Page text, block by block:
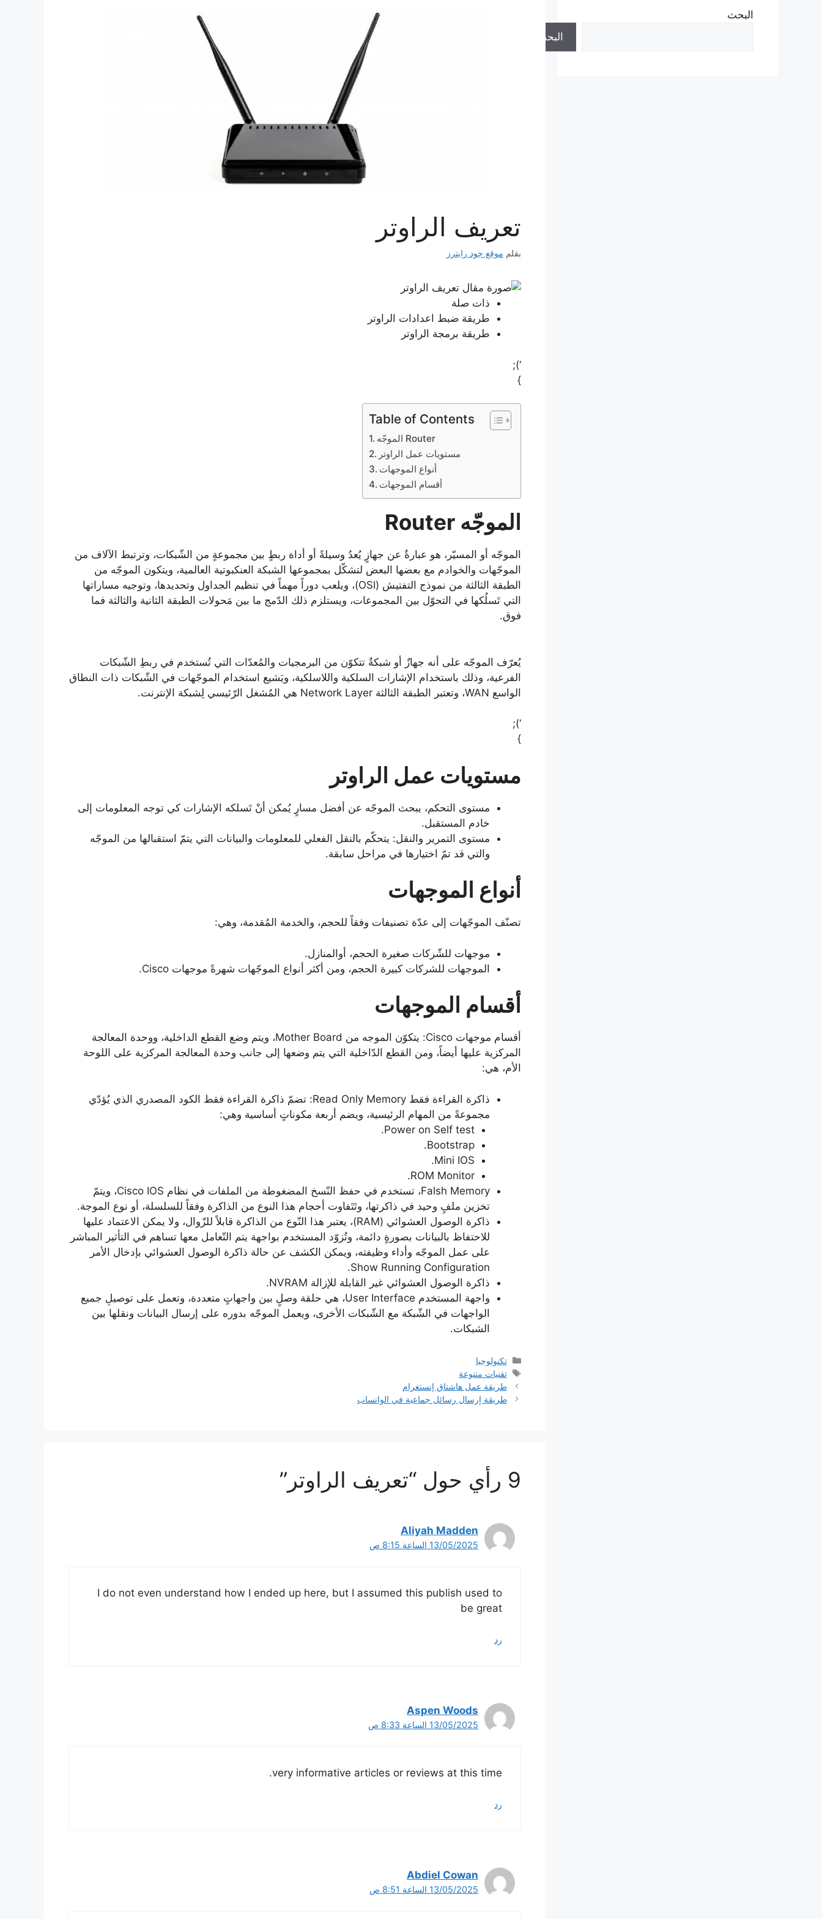
تعريف الراوتر
بقلم موقع جود رايترز
ذات صلة
طريقة ضبط اعدادات الراوتر
طريقة برمجة الراوتر
‘);
}
Table of Contents
الموجّه Router
مستويات عمل الراوتر
أنواع الموجهات
أقسام الموجهات
الموجّه Router
الموجّه أو المسيّر، هو عبارةٌ عن جهازٍ يُعدُ وسيلةً أو أداة ربطٍ بين مجموعةٍ من الشّبكات، وترتبط الآلاف من
الموجّهات والخوادم مع بعضها البعض لتشكّل بمجموعها الشبكة العنكبوتية العالمية، ويتكون الموجّه من
الطبقة الثالثة من نموذج التفتيش (OSI)، ويلعب دوراً مهماً في تنظيم الجداول وتحديدها، وتوجيه مساراتها
التي تَسلُكها في التحوّل بين المجموعات، ويستلزم ذلك الدّمج ما بين مَحولات الطبقة الثانية والثالثة فما
فوق.
يُعرّف الموجّه على أنه جهازٌ أو شبكةٌ تتكوّن من البرمجيات والمُعدّات التي تُستخدم في ربطِ الشّبكات
الفرعية، وذلك باستخدام الإشارات السلكية واللاسلكية، ويَشيع استخدام الموجّهات في الشّبكات ذات النطاق
الواسع WAN، وتعتبر الطبقة الثالثة Network Layer هي المُشغل الرّئيسي لِشبكة الإنترنت.
‘);
}
مستويات عمل الراوتر
مستوى التحكم، يبحث الموجّه عن أفضل مسارٍ يُمكن أنْ تَسلكه الإشارات كي توجه المعلومات إلى
خادم المستقبل.
مستوى التمرير والنقل: يتحكّم بالنقل الفعلي للمعلومات والبيانات التي يتمّ استقبالها من الموجّه
والتي قد تمّ اختيارها في مراحل سابقة.
أنواع الموجهات
تصنّف الموجّهات إلى عدّة تصنيفات وفقاً للحجم، والخدمة المُقدمة، وهي:
موجهات للشّركات صغيرة الحجم، أوالمنازل.
الموجهات للشركات كبيرة الحجم، ومن أكثر أنواع الموجّهات شهرةً موجهات Cisco.
أقسام الموجهات
أقسام موجهات Cisco: يتكوّن الموجه من Mother Board، ويتم وضع القطع الداخلية، ووحدة المعالجة
المركزية عليها أيضاً، ومن القطع الدّاخلية التي يتم وضعها إلى جانب وحدة المعالجة المركزية على اللوحة
الأم، هي:
ذاكرة القراءة فقط Read Only Memory: تضمّ ذاكرة القراءة فقط الكود المصدري الذي يُؤدّي
مجموعةً من المهام الرئيسية، ويضم أربعة مكوناتٍ أساسية وهي:
Power on Self test.
Bootstrap.
Mini IOS.
ROM Monitor.
Falsh Memory، تستخدم في حفظ النّسخ المضغوطة من الملفات في نظام Cisco IOS، ويتمّ
تخزين ملفٍ وحيد في ذاكرتها، وتَتَفاوت أحجام هذا النوع من الذاكرة وفقاً للسلسلة، أو نوع الموجة.
ذاكرة الوصول العشوائي (RAM)، يعتبر هذا النّوع من الذاكرة قابلاً للزّوال، ولا يمكن الاعتماد عليها
للاحتفاظ بالبيانات بصورةٍ دائمة، وتُزوّد المستخدم بواجهة يتم التّعامل معها تساهم في التأثير المباشر
على عمل الموجّه وأداء وظيفته، ويمكن الكشف عن حالة ذاكرة الوصول العشوائي بإدخال الأمر
Show Running Configuration.
ذاكرة الوصول العشوائي غير القابلة للإزالة NVRAM.
واجهة المستخدم User Interface، هي حلقة وصلٍ بين واجهاتٍ متعددة، وتعمل على توصيلِ جميع
الواجهات في الشّبكة مع الشّبكات الأخرى، ويعمل الموجّه بدوره على إرسال البيانات ونقلها بين
الشبكات.
التصنيفات
تكنولوجيا
الوسوم
تقنيات متنوعة
طريقة عمل هاشتاق إنستغرام
طريقة إرسال رسائل جماعية في الواتساب
9 رأي حول “تعريف الراوتر”
Aliyah Madden
13/05/2025 الساعة 8:15 ص
I do not even understand how I ended up here, but I assumed this publish used to
be great
رد
Aspen Woods
13/05/2025 الساعة 8:33 ص
very informative articles or reviews at this time.
رد
Abdiel Cowan
13/05/2025 الساعة 8:51 ص
البحث
البحث